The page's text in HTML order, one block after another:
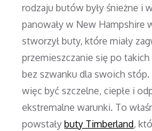
rodzaju butów były śnieżne i
panowały w New Hampshire
stworzył buty, które miały
przemieszczanie się po
bez szwanku dla swoich stóp.
więc być szczelne, ciepłe i
ekstremalne warunki. To
powstałybuty Timberland,